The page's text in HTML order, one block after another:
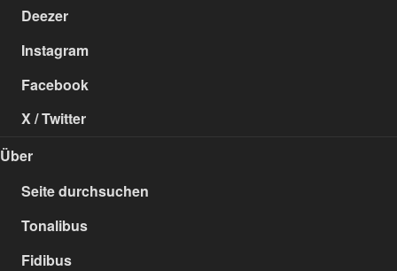
Deezer
Instagram
Facebook
X / Twitter
Über
Seite durchsuchen
Tonalibus
Fidibus